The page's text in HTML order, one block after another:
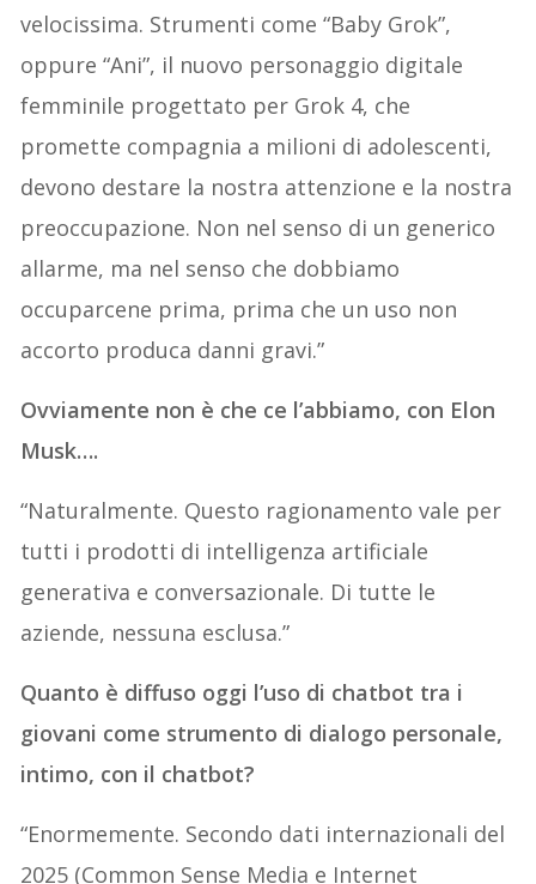
velocissima. Strumenti come “Baby Grok”,
oppure “Ani”, il nuovo personaggio digitale
femminile progettato per Grok 4, che
promette compagnia a milioni di adolescenti,
devono destare la nostra attenzione e la nostra
preoccupazione. Non nel senso di un generico
allarme, ma nel senso che dobbiamo
occuparcene prima, prima che un uso non
accorto produca danni gravi.”
Ovviamente non è che ce l’abbiamo, con Elon
Musk….
“Naturalmente. Questo ragionamento vale per
tutti i prodotti di intelligenza artificiale
generativa e conversazionale. Di tutte le
aziende, nessuna esclusa.”
Quanto è diffuso oggi l’uso di chatbot tra i
giovani come strumento di dialogo personale,
intimo, con il chatbot?
“Enormemente. Secondo dati internazionali del
2025 (Common Sense Media e Internet